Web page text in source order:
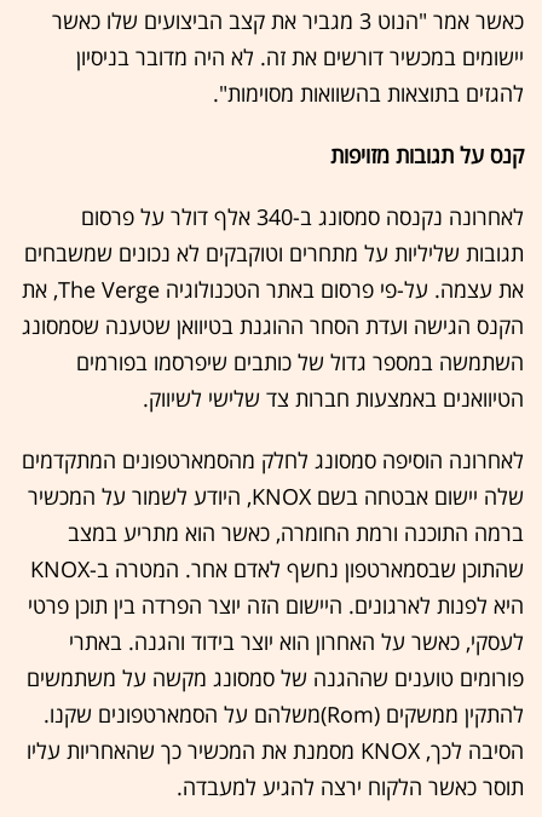
כאשר אמר "הנוט 3 מגביר את קצב הביצועים שלו כאשר
יישומים במכשיר דורשים את זה. לא היה מדובר בניסיון
להגזים בתוצאות בהשוואות מסוימות".
קנס על תגובות מזויפות
לאחרונה נקנסה סמסונג ב-340 אלף דולר על פרסום
תגובות שליליות על מתחרים וטוקבקים לא נכונים שמשבחים
את עצמה. על-פי פרסום באתר הטכנולוגיה The Verge, את
הקנס הגישה ועדת הסחר ההוגנת בטיוואן שטענה שסמסונג
השתמשה במספר גדול של כותבים שיפרסמו בפורמים
הטיוואנים באמצעות חברות צד שלישי לשיווק.
לאחרונה הוסיפה סמסונג לחלק מהסמארטפונים המתקדמים
שלה יישום אבטחה בשם KNOX, היודע לשמור על המכשיר
ברמה התוכנה ורמת החומרה, כאשר הוא מתריע במצב
שהתוכן שבסמארטפון נחשף לאדם אחר. המטרה ב-KNOX
היא לפנות לארגונים. היישום הזה יוצר הפרדה בין תוכן פרטי
לעסקי, כאשר על האחרון הוא יוצר בידוד והגנה. באתרי
פורומים טוענים שההגנה של סמסונג מקשה על משתמשים
להתקין ממשקים (Rom)משלהם על הסמארטפונים שקנו.
הסיבה לכך, KNOX מסמנת את המכשיר כך שהאחריות עליו
תוסר כאשר הלקוח ירצה להגיע למעבדה.